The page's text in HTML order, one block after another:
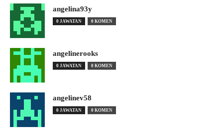
angelina93y
0 JAWATAN 0 KOMEN
angelinerooks
0 JAWATAN 0 KOMEN
angelinev58
0 JAWATAN 0 KOMEN